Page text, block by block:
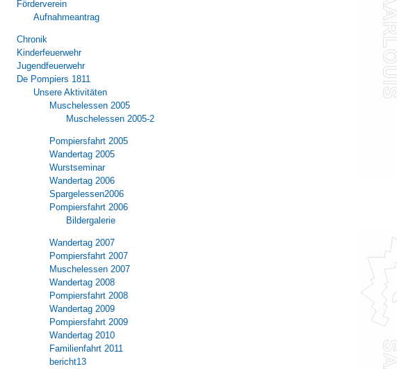
Förderverein
Aufnahmeantrag
Chronik
Kinderfeuerwehr
Jugendfeuerwehr
De Pompiers 1811
Unsere Aktivitäten
Muschelessen 2005
Muschelessen 2005-2
Pompiersfahrt 2005
Wandertag 2005
Wurstseminar
Wandertag 2006
Spargelessen2006
Pompiersfahrt 2006
Bildergalerie
Wandertag 2007
Pompiersfahrt 2007
Muschelessen 2007
Wandertag 2008
Pompiersfahrt 2008
Wandertag 2009
Pompiersfahrt 2009
Wandertag 2010
Familienfahrt 2011
bericht13